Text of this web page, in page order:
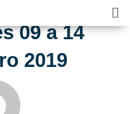
09 a 14
2019